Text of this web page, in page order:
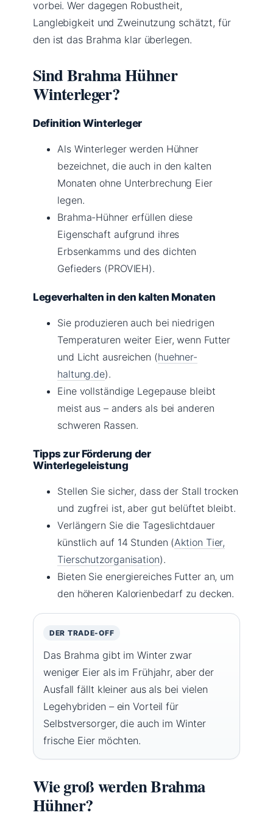
vorbei. Wer dagegen Robustheit,
Langlebigkeit und Zweinutzung schätzt, für
den ist das Brahma klar überlegen.
Sind Brahma Hühner
Winterleger?
Definition Winterleger
Als Winterleger werden Hühner
bezeichnet, die auch in den kalten
Monaten ohne Unterbrechung Eier
legen.
Brahma-Hühner erfüllen diese
Eigenschaft aufgrund ihres
Erbsenkamms und des dichten
Gefieders (PROVIEH).
Legeverhalten in den kalten Monaten
Sie produzieren auch bei niedrigen
Temperaturen weiter Eier, wenn Futter
und Licht ausreichen (huehner-
haltung.de).
Eine vollständige Legepause bleibt
meist aus – anders als bei anderen
schweren Rassen.
Tipps zur Förderung der
Winterlegeleistung
Stellen Sie sicher, dass der Stall trocken
und zugfrei ist, aber gut belüftet bleibt.
Verlängern Sie die Tageslichtdauer
künstlich auf 14 Stunden (Aktion Tier,
Tierschutzorganisation).
Bieten Sie energiereiches Futter an, um
den höheren Kalorienbedarf zu decken.
DER TRADE-OFF
Das Brahma gibt im Winter zwar
weniger Eier als im Frühjahr, aber der
Ausfall fällt kleiner aus als bei vielen
Legehybriden – ein Vorteil für
Selbstversorger, die auch im Winter
frische Eier möchten.
Wie groß werden Brahma
Hühner?